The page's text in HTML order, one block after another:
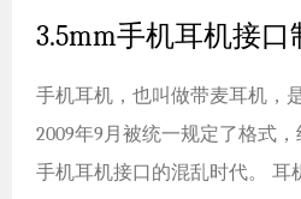
3.5mm手机耳机接
手机耳机，也叫做带麦耳机，
2009年9月被统一规定了格式
手机耳机接口的混乱时代。 耳